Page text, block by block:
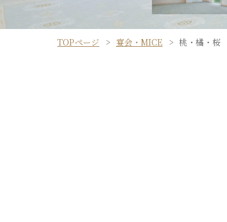
TOPページ 宴会・MICE 桃・橘・桜